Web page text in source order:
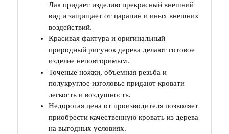
Лак придает изделию прекрасный внешний
вид и защищает от царапин и иных внешних
воздействий.
Красивая фактура и оригинальный
природный рисунок дерева делают готовое
изделие неповторимым.
Точеные ножки, объемная резьба и
полукруглое изголовье придают кровати
легкость и воздушность.
Недорогая цена от производителя позволяет
приобрести качественную кровать из дерева
на выгодных условиях.